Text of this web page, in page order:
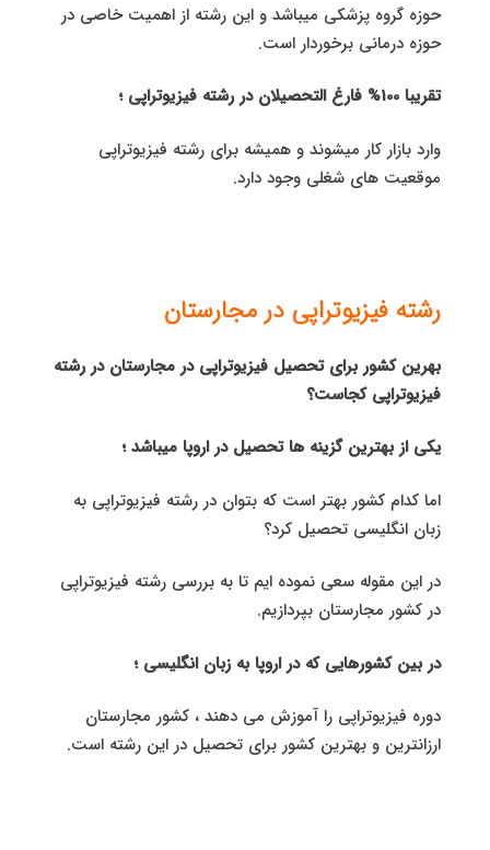
حوزه گروه پزشکی میباشد و این رشته از اهمیت خاصی در
حوزه درمانی برخوردار است.
تقریبا 100% فارغ التحصیلان در رشته فیزیوتراپی ؛
وارد بازار کار میشوند و همیشه برای رشته فیزیوتراپی
موقعیت های شغلی وجود دارد.
رشته فیزیوتراپی در مجارستان
بهرین کشور برای تحصیل فیزیوتراپی در مجارستان در رشته
فیزیوتراپی کجاست؟
یکی از بهترین گزینه ها تحصیل در اروپا میباشد ؛
اما کدام کشور بهتر است که بتوان در رشته فیزیوتراپی به
زبان انگلیسی تحصیل کرد؟
در این مقوله سعی نموده ایم تا به بررسی رشته فیزیوتراپی
در کشور مجارستان بپردازیم.
در بین کشورهایی که در اروپا به زبان انگلیسی ؛
دوره فیزیوتراپی را آموزش می دهند ، کشور مجارستان
ارزانترین و بهترین کشور برای تحصیل در این رشته است.